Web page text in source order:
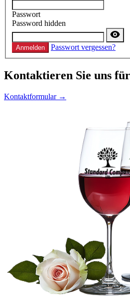
Passwort
Password hidden
Anmelden Passwort vergessen?
Kontaktieren Sie uns
Kontaktformular →